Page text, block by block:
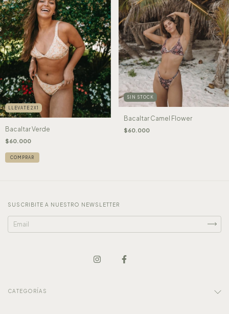
LLEVATE 2X1
Bacaltar Verde
$60.000
COMPRAR
SIN STOCK
Bacaltar Camel Flower
$60.000
SUSCRIBITE A NUESTRO NEWSLETTER
CATEGORÍAS